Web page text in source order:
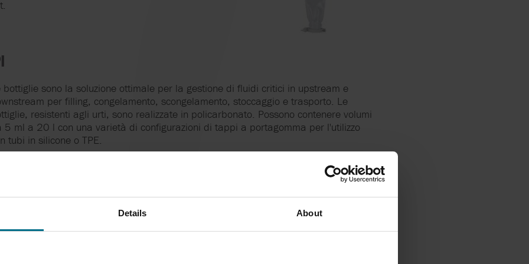
Details About
bottiglie sono la soluzione ottimale per la gestione di fluidi critici in upstream e
per filling, congelamento, scongelamento, stoccaggio e trasporto. Le
resistenti agli urti, sono realizzate in policarbonato. Possono contenere volumi
5 ml a 20 l con una varietà di configurazioni di tappi a portagomma per l'utilizzo
tubi in silicone o TPE.
sono ideali per applicazioni di campionamento di